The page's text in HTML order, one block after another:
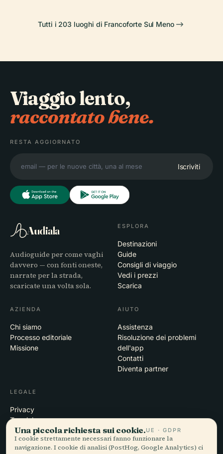
Tutti i 203 luoghi di Francoforte Sul Meno
Viaggio lento,
raccontato bene.
RESTA AGGIORNATO
Iscriviti
Audiala
Audioguide per come vaghi
davvero — con fonti oneste,
narrate per la strada,
scaricate una volta sola.
ESPLORA
Destinazioni
Guide
Consigli di viaggio
Vedi i prezzi
Scarica
AZIENDA
Chi siamo
Processo editoriale
Missione
AIUTO
Assistenza
Risoluzione dei problemi
dell'app
Contatti
Diventa partner
LEGALE
Privacy
Termini
Impostazioni cookie
Elimina account
Una piccola richiesta sui cookie.UE · GDPR
I cookie strettamente necessari fanno funzionare la
navigazione. I cookie di analisi (PostHog, Google Analytics) ci